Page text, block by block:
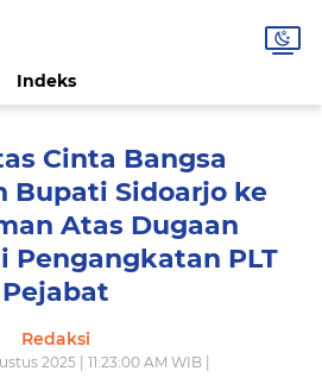
Indeks
Cinta Bangsa
Bupati Sidoarjo ke
Atas Dugaan
Pengangkatan PLT
Pejabat
Redaksi
2025 | 11:23:00 AM WIB |